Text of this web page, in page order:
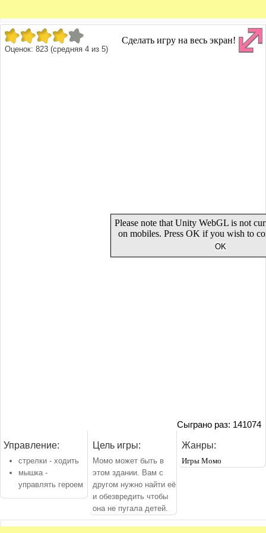
Оценок: 823 (средняя 4 из 5)
Сделать игру на весь экран!
Сыграно раз: 141074
Управление:
стрелки - ходить
мышка -
управлять героем
Цель игры:
Момо может быть в
этом здании. Вам с
другом нужно найти её
и обезвредить чтобы
она не пугала детей.
Жанры:
Игры Момо